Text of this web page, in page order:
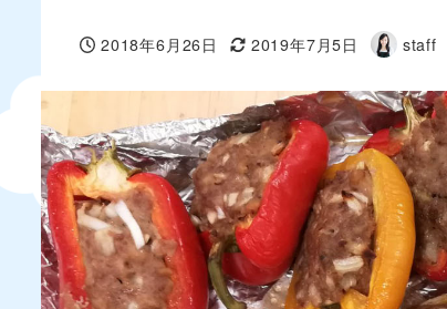
投稿日
2018年6月26日
更新日
2019年7月5日
著
staff